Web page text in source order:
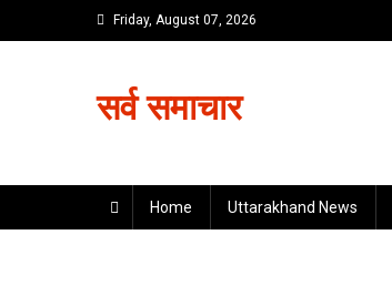
to
Friday, August 07, 2026
सर्व समाचार
Home Uttarakhand News